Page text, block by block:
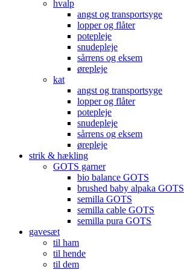
hvalp
angst og transportsyge
lopper og flåter
potepleje
snudepleje
sårrens og eksem
ørepleje
kat
angst og transportsyge
lopper og flåter
potepleje
snudepleje
sårrens og eksem
ørepleje
strik & hækling
GOTS garner
bio balance GOTS
brushed baby alpaka GOTS
semilla GOTS
semilla cable GOTS
semilla pura GOTS
gavesæt
til ham
til hende
til dem